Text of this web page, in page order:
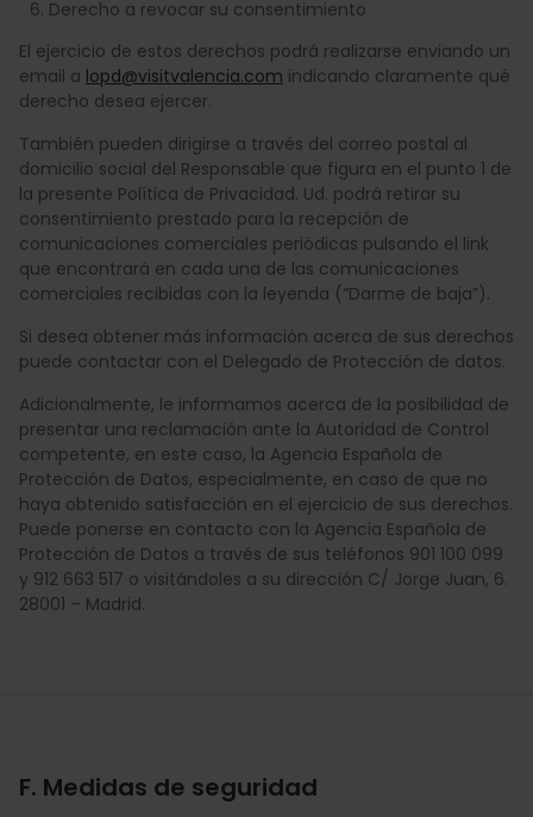
Derecho a revocar su consentimiento
El ejercicio de estos derechos podrá realizarse enviando un
email a lopd@visitvalencia.com indicando claramente qué
derecho desea ejercer.
También pueden dirigirse a través del correo postal al
domicilio social del Responsable que figura en el punto 1 de
la presente Política de Privacidad. Ud. podrá retirar su
consentimiento prestado para la recepción de
comunicaciones comerciales periódicas pulsando el link
que encontrará en cada una de las comunicaciones
comerciales recibidas con la leyenda (“Darme de baja”).
Si desea obtener más información acerca de sus derechos
puede contactar con el Delegado de Protección de datos.
Adicionalmente, le informamos acerca de la posibilidad de
presentar una reclamación ante la Autoridad de Control
competente, en este caso, la Agencia Española de
Protección de Datos, especialmente, en caso de que no
haya obtenido satisfacción en el ejercicio de sus derechos.
Puede ponerse en contacto con la Agencia Española de
Protección de Datos a través de sus teléfonos 901 100 099
y 912 663 517 o visitándoles a su dirección C/ Jorge Juan, 6.
28001 – Madrid.
F. Medidas de seguridad